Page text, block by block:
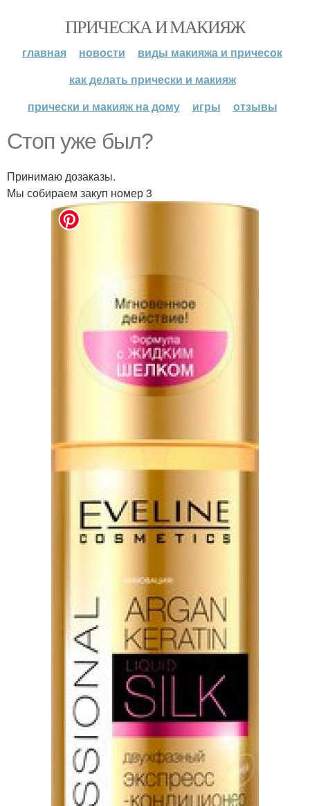
ПРИЧЕСКА И МАКИЯЖ
главная новости
виды макияжа и причесок
как делать прически и макияж
прически и макияж на дому
игры отзывы
Стоп уже был?
Принимаю дозаказы.
Мы собираем закуп номер 3